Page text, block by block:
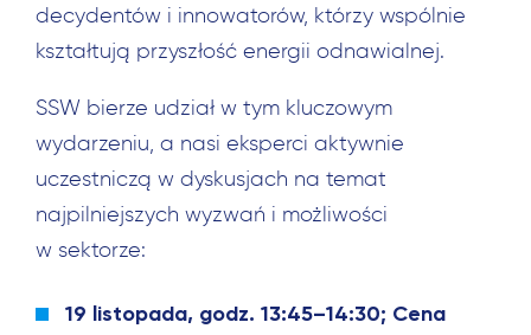
decydentów i innowatorów, którzy wspólnie
kształtują przyszłość energii odnawialnej.
SSW bierze udział w tym kluczowym
wydarzeniu, a nasi eksperci aktywnie
uczestniczą w dyskusjach na temat
najpilniejszych wyzwań i możliwości
w sektorze:
19 listopada, godz. 13:45–14:30; Cena